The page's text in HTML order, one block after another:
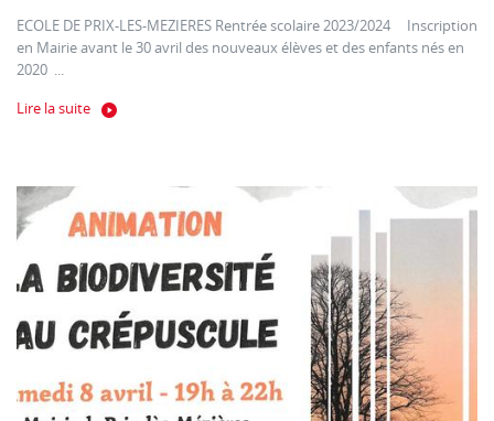
ECOLE DE PRIX-LES-MEZIERES Rentrée scolaire 2023/2024 Inscription
en Mairie avant le 30 avril des nouveaux élèves et des enfants nés en
2020 ...
Lire la suite